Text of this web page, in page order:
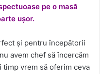
pe o masă
ușor.
și pentru începătorii
avem chef să încercăm
vrem să oferim ceva